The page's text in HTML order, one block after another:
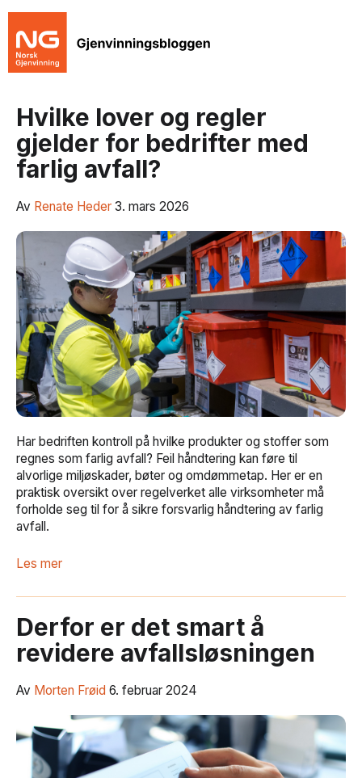
Hvilke lover og regler
gjelder for bedrifter med
farlig avfall?
Av Renate Heder 3. mars 2026
Har bedriften kontroll på hvilke produkter og stoffer som
regnes som farlig avfall? Feil håndtering kan føre til
alvorlige miljøskader, bøter og omdømmetap. Her er en
praktisk oversikt over regelverket alle virksomheter må
forholde seg til for å sikre forsvarlig håndtering av farlig
avfall.
Les mer
Derfor er det smart å
revidere avfallsløsningen
Av Morten Frøid 6. februar 2024